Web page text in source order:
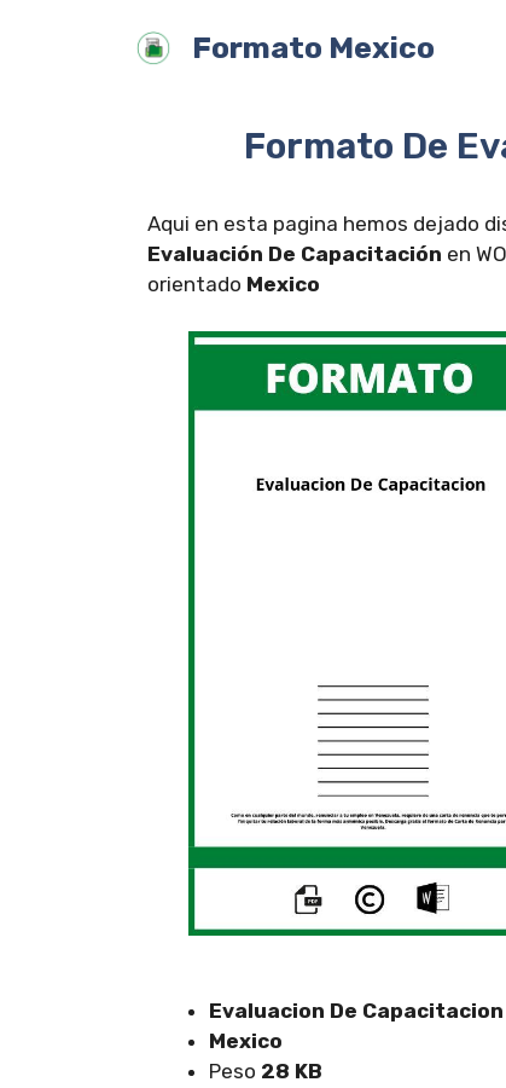
Formato Mexico
Formato De
Aqui en esta pagina hemos dejado
Evaluación De Capacitación en
orientado Mexico
Evaluacion De Capacitacion
Mexico
Peso 28 KB